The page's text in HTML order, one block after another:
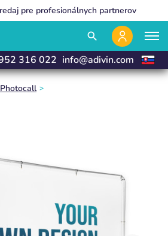
a dodávame do 24 hodín
pre profesionálnych partnerov
pretože predávame 100% online
search
316 022 info@adivin.com
Photocall